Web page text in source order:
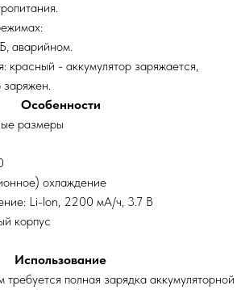
аварийном.
красный - аккумулятор заряжается,
заряжен.
Особенности
размеры
охлаждение
Li-lon, 2200 мА/ч, 3.7 В
корпус
Использование
полная зарядка аккумуляторной